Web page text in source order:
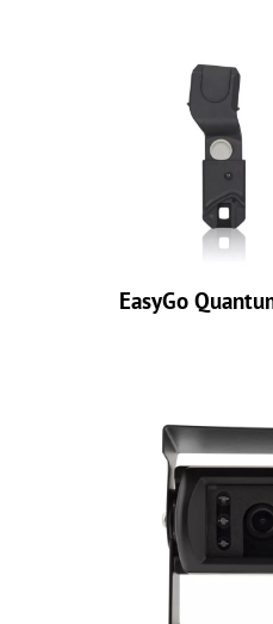
EasyGo